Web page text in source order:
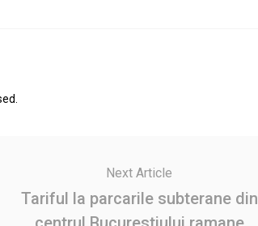
Next Article
Tariful la parcarile subterane din